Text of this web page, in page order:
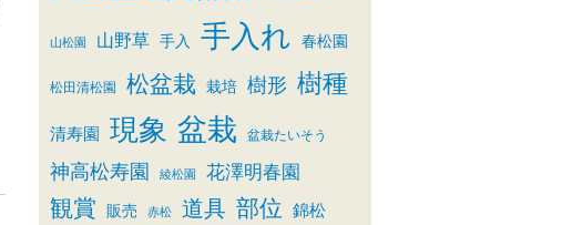
山松園 山野草 手入 手入れ 春松園
松田清松園 松盆栽 栽培 樹形 樹種
清寿園 現象 盆栽 盆栽たいそう
神高松寿園 綾松園 花澤明春園
観賞 販売 赤松 道具 部位 錦松